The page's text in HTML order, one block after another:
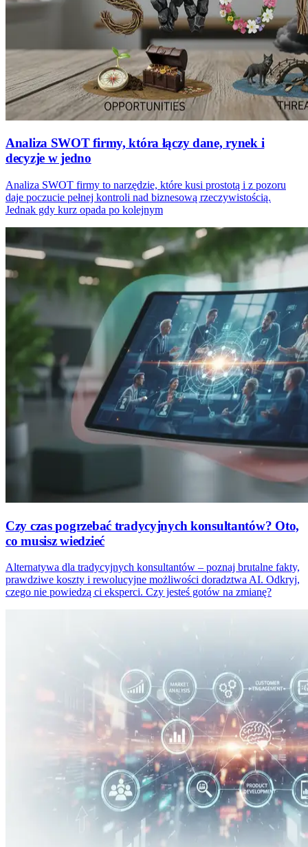
Analiza SWOT firmy, która łączy dane, rynek i
decyzje w jedno
Analiza SWOT firmy to narzędzie, które kusi prostotą i z pozoru
daje poczucie pełnej kontroli nad biznesową rzeczywistością.
Jednak gdy kurz opada po kolejnym
Czy czas pogrzebać tradycyjnych konsultantów? Oto,
co musisz wiedzieć
Alternatywa dla tradycyjnych konsultantów – poznaj brutalne fakty,
prawdziwe koszty i rewolucyjne możliwości doradztwa AI. Odkryj,
czego nie powiedzą ci eksperci. Czy jesteś gotów na zmianę?